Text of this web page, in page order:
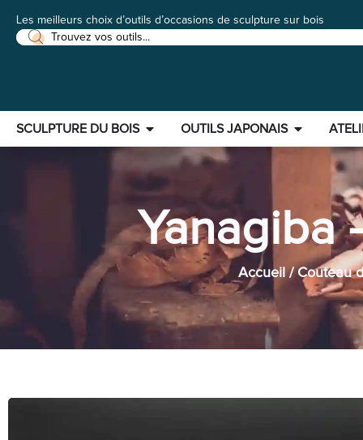
Les meilleurs choix d’outils d’occasions de sculpture sur bois
SCULPTURE DU BOIS OUTILS JAPONAIS
Yanagiba
Accueil /Couteau